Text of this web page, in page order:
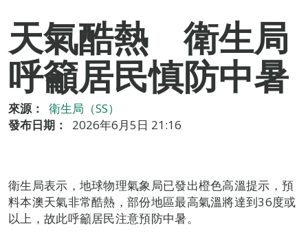
天氣酷熱 衛生局
呼籲居民慎防中暑
來源：
衛生局（SS）
發布日期：
2026年6月5日 21:16
衛生局表示，地球物理氣象局已發出橙色高溫提示，預
料本澳天氣非常酷熱，部份地區最高氣溫將達到36度或
以上，故此呼籲居民注意預防中暑。